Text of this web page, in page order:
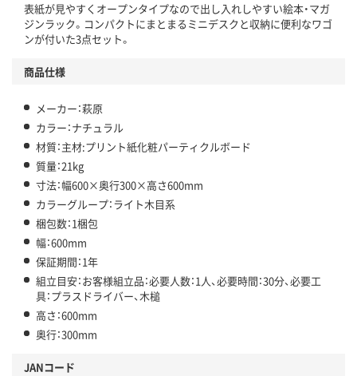
表紙が見やすくオープンタイプなので出し入れしやすい絵本・マガ
ジンラック。コンパクトにまとまるミニデスクと収納に便利なワゴ
ンが付いた3点セット。
商品仕様
メーカー：萩原
カラー：ナチュラル
材質：主材:プリント紙化粧パーティクルボード
質量：21kg
寸法：幅600×奥行300×高さ600mm
カラーグループ：ライト木目系
梱包数：1梱包
幅：600mm
保証期間：1年
組立目安：お客様組立品：必要人数：1人、必要時間：30分、必要工
具：プラスドライバー、木槌
高さ：600mm
奥行：300mm
JANコード